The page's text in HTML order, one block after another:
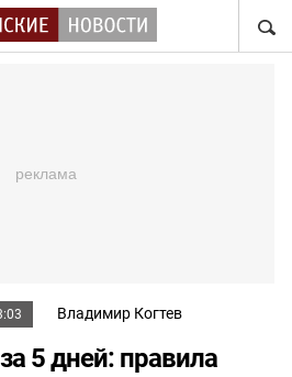
Владимир Когтев
5 дней: правила